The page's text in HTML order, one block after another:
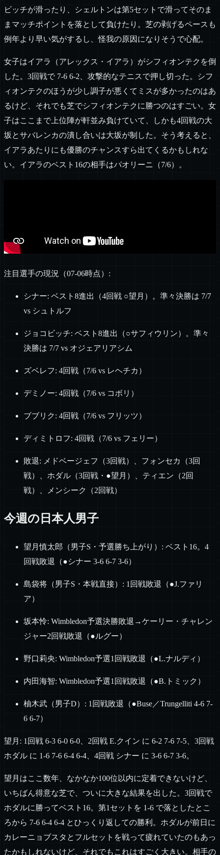
ビッチが滑ったり、シェルトンは第5セットで滑ってそのま
まマッチポイントを落として負けたり。芝の剥げるペースも
例年より早い気がするし、怪我の原因になりそうで心配。
女子はイアラ（アレックス・イアラ）がシフィオンテクを倒
した。3回戦で 7-6 6-2、攻撃的なテニスで押し切った。シフ
ィオンテクのほうが少し調子が悪くてミスが多かったのはあ
るけど、それでも芝でシフィオンテクに勝つのはすごい。女
子はここまで上位陣が軒並み負けていて、しかも4回戦の大
坂とサバレンカの潰し合いは大坂が制した。そう考えると、
イアラあたりにも優勝のチャンスすら出てくるかもしれな
い。イアラのベスト16の相手はパオリーニ（7/6）。
注目選手の現況（07-06時点）:
シナー: ベスト8進出（4回戦 ○望月）。準々決勝は 7/7
vs シュトルフ
ジョコビッチ: ベスト8進出（○サフィウリン）。準々
決勝は 7/7 vs オジェアリアシム
ズベレフ: 4回戦（7/6 vs レヘチカ）
デミノー: 4回戦（7/6 vs コボリ）
ブブリク: 4回戦（7/6 vs フリッツ）
ディミトロフ: 4回戦（7/6 vs フェリー）
敗退: メドベージェフ（3回戦）、フォンセカ（3回
戦）、ホダル（3回戦・●望月）、ティエン（2回
戦）、メンシーク（2回戦）
今週の日本人男子
望月慎太郎（男子S・予選勝ち上がり）: ベスト16。4
回戦敗退（●シナー 3-6 6-7 3-6）
島袋将（男子S・本戦直接）: 1回戦敗退（●J.ファリ
ア）
坂本怜: Wimbledon予選決勝敗退→ケーリー・チャレン
ジャー2回戦敗退（●ルグー）
野口莉央: Wimbledon予選1回戦敗退（●L.ナルディ）
内田海智: Wimbledon予選1回戦敗退（●B.トミック）
柚木武（男子D）: 1回戦敗退（●Buse／Trungelliti 4-6 7-
6 6-7）
望月: 1回戦 6-3 6-0 6-0、2回戦 E.クイン に 6-2 7-6 7-5、3回戦
ホダル に 1-6 7-6 6-4 6-4、4回戦 シナー に 3-6 6-7 3-6。
望月はここ数年、なかなか100位以内に定着できないけど、
いちばん得意な芝で、ついに大きな結果を出した。3回戦で
ホダルに勝ってベスト16。第1セットを 1-6 で落としたとこ
ろから 7-6 6-4 6-4 とひっくり返しての勝利。ホダルが前日に
カレーニョブスタとフルセットを戦って疲れていたのもあっ
たかもしれないけど、それでもこれはすごく大きい。相手の